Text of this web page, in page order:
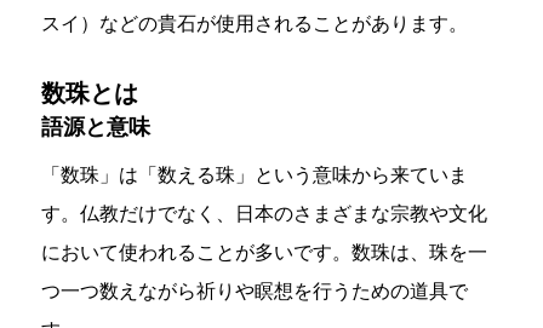
スイ）などの貴石が使用されることがあります。
数珠とは
語源と意味
「数珠」は「数える珠」という意味から来ていま
す。仏教だけでなく、日本のさまざまな宗教や文化
において使われることが多いです。数珠は、珠を一
つ一つ数えながら祈りや瞑想を行うための道具で